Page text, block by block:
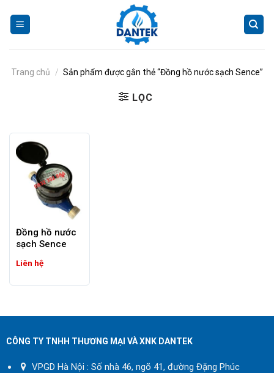
content
Trang chủ / Sản phẩm được gắn thẻ “Đồng hồ nước sạch Sence”
LỌC
Đồng hồ nước
sạch Sence
Liên hệ
CÔNG TY TNHH THƯƠNG MẠI VÀ XNK DANTEK
VPGD Hà Nội : Số nhà 46, ngõ 41, đường Đặng Phúc